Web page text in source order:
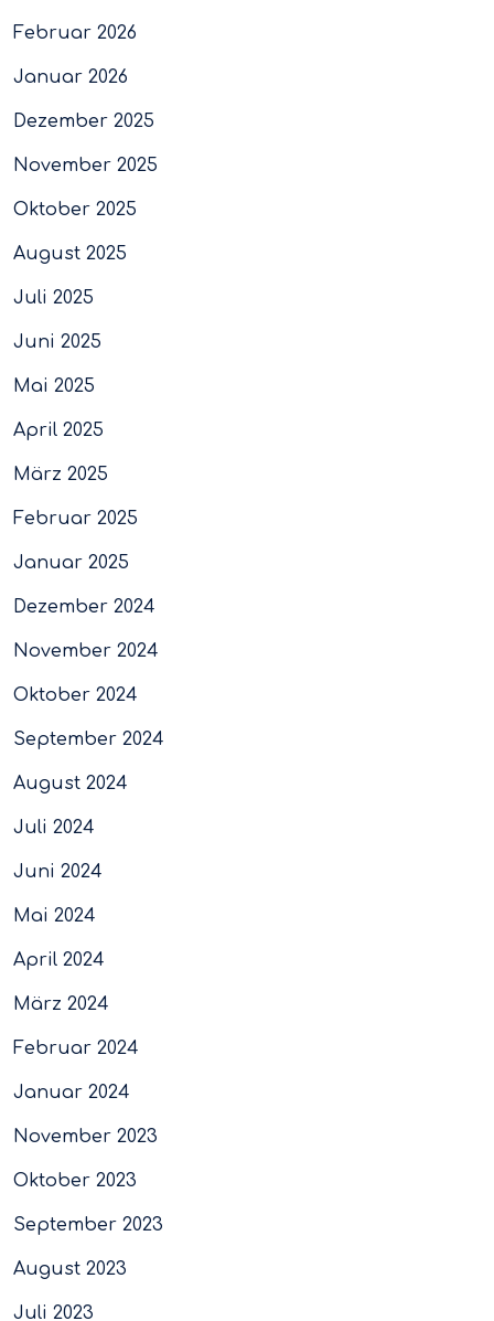
Februar 2026
Januar 2026
Dezember 2025
November 2025
Oktober 2025
August 2025
Juli 2025
Juni 2025
Mai 2025
April 2025
März 2025
Februar 2025
Januar 2025
Dezember 2024
November 2024
Oktober 2024
September 2024
August 2024
Juli 2024
Juni 2024
Mai 2024
April 2024
März 2024
Februar 2024
Januar 2024
November 2023
Oktober 2023
September 2023
August 2023
Juli 2023